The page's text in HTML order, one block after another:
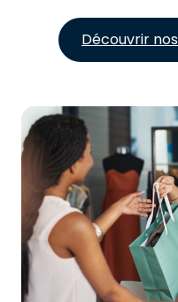
Découvrir